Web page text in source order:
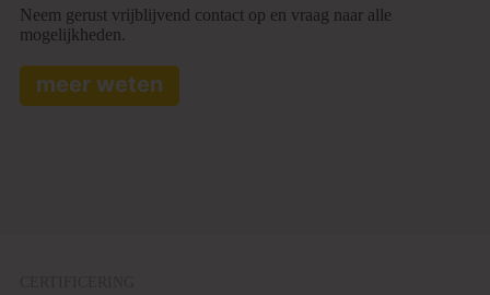
Neem gerust vrijblijvend contact op en vraag naar alle
mogelijkheden.
meer weten